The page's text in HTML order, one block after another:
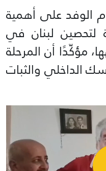
الوفد على أهمية
لتحصين لبنان في
مؤكّدًا أن المرحلة
الداخلي والثبات